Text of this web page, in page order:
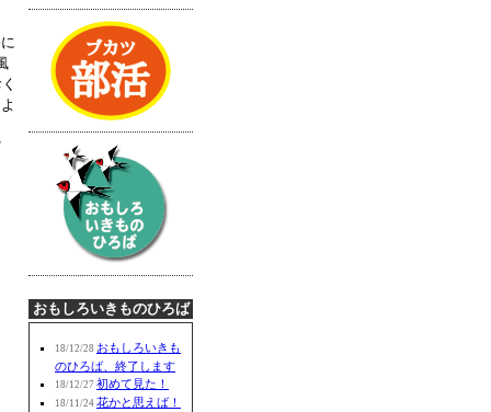
おもしろいきものひろば
18/12/28 おもしろいきも
のひろば、終了します
18/12/27 初めて見た！
18/11/24 花かと思えば！